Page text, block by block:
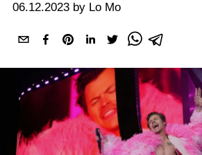
06.12.2023 by Lo Mo